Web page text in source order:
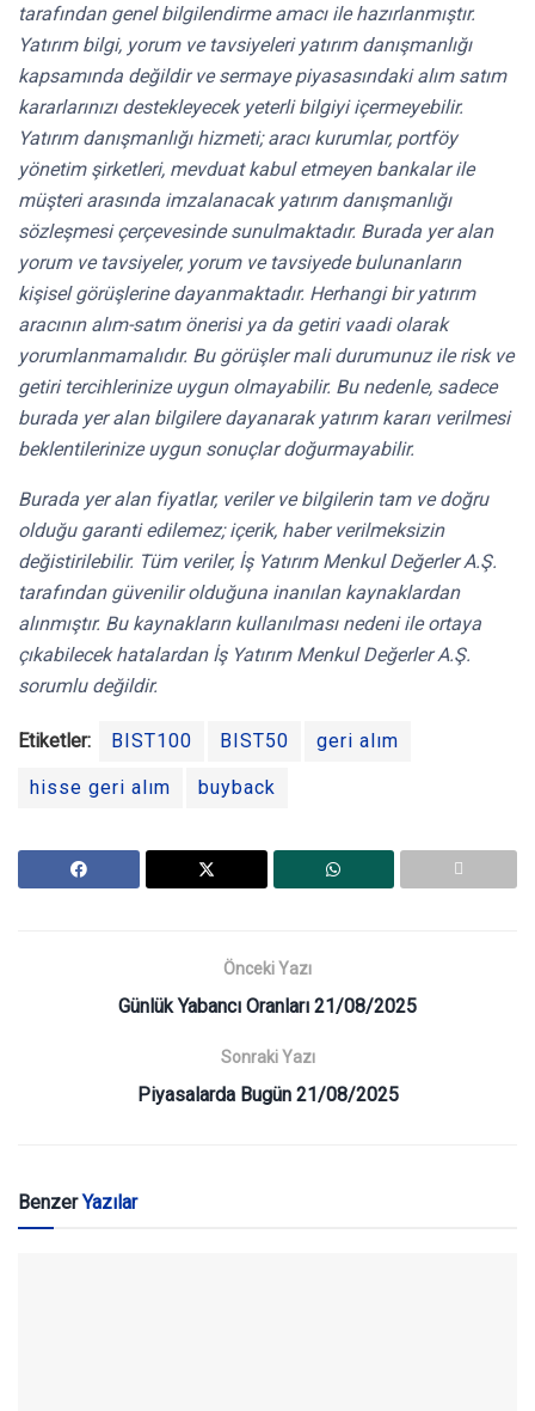
tarafından genel bilgilendirme amacı ile hazırlanmıştır.
Yatırım bilgi, yorum ve tavsiyeleri yatırım danışmanlığı
kapsamında değildir ve sermaye piyasasındaki alım satım
kararlarınızı destekleyecek yeterli bilgiyi içermeyebilir.
Yatırım danışmanlığı hizmeti; aracı kurumlar, portföy
yönetim şirketleri, mevduat kabul etmeyen bankalar ile
müşteri arasında imzalanacak yatırım danışmanlığı
sözleşmesi çerçevesinde sunulmaktadır. Burada yer alan
yorum ve tavsiyeler, yorum ve tavsiyede bulunanların
kişisel görüşlerine dayanmaktadır. Herhangi bir yatırım
aracının alım-satım önerisi ya da getiri vaadi olarak
yorumlanmamalıdır. Bu görüşler mali durumunuz ile risk ve
getiri tercihlerinize uygun olmayabilir. Bu nedenle, sadece
burada yer alan bilgilere dayanarak yatırım kararı verilmesi
beklentilerinize uygun sonuçlar doğurmayabilir.
Burada yer alan fiyatlar, veriler ve bilgilerin tam ve doğru
olduğu garanti edilemez; içerik, haber verilmeksizin
değistirilebilir. Tüm veriler, İş Yatırım Menkul Değerler A.Ş.
tarafından güvenilir olduğuna inanılan kaynaklardan
alınmıştır. Bu kaynakların kullanılması nedeni ile ortaya
çıkabilecek hatalardan İş Yatırım Menkul Değerler A.Ş.
sorumlu değildir.
Etiketler: BIST100 BIST50 geri alım
hisse geri alım buyback
Önceki Yazı
Günlük Yabancı Oranları 21/08/2025
Sonraki Yazı
Piyasalarda Bugün 21/08/2025
BenzerYazılar